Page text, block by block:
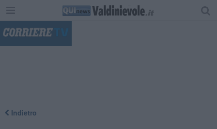
Indietro